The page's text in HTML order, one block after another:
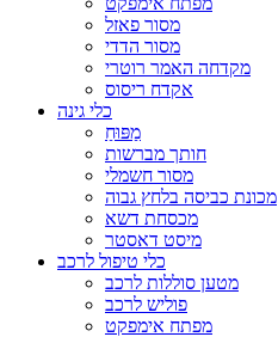
מסור פאזל
מסור הדדי
מקדחה האמר רוטרי
אקדח ריסוס
כלי גינה
מַפּוּחַ
חותך מברשות
מסור חשמלי
מכונת כביסה בלחץ גבוה
מכסחת דשא
מיסט דאסטר
כלי טיפול לרכב
מטען סוללות לרכב
פוליש לרכב
מפתח אימפקט